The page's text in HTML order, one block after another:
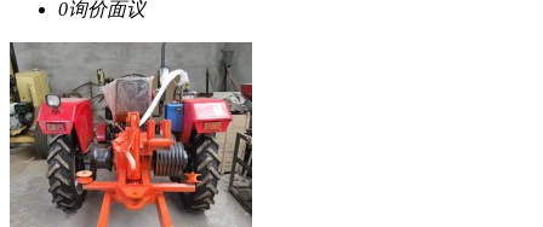
0询价面议